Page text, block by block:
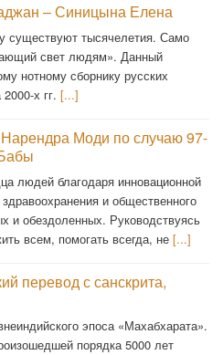
– Синицына Елена
существуют тысячелетия. Само
свет людям». Данный
нотному сборнику русских
х гг. [...]
Моди по случаю 97-
людей благодаря инновационной
и общественного
и обездоленных. Руководствуясь
всем, помогать всегда, не [...]
перевод с санскрита,
эпоса «Махабхарата».
порядка 5000 лет